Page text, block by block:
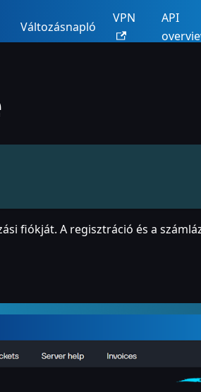
Változásnapló
VPN
API
fiókját. A regisztráció és a